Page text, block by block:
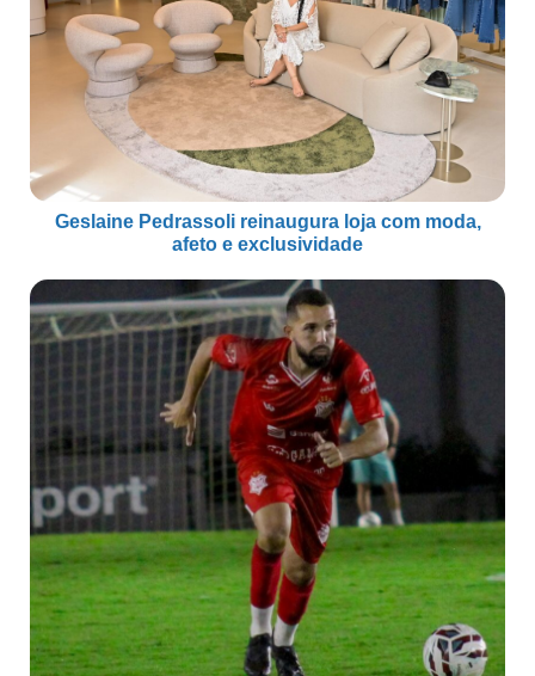
Geslaine Pedrassoli reinaugura loja com moda,
afeto e exclusividade